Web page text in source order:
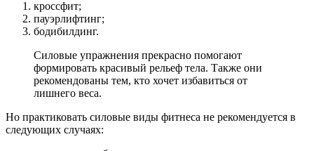
кроссфит;
пауэрлифтинг;
бодибилдинг.
Силовые упражнения прекрасно помогают
формировать красивый рельеф тела. Также они
рекомендованы тем, кто хочет избавиться от
лишнего веса.
Но практиковать силовые виды фитнеса не рекомендуется в
следующих случаях: